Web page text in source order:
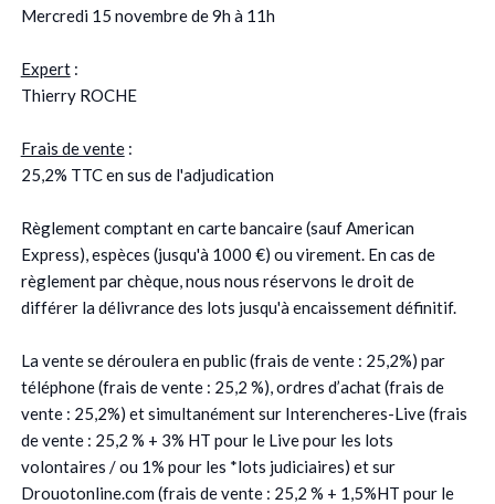
Mercredi 15 novembre de 9h à 11h
Expert:
Thierry ROCHE
Frais de vente:
25,2% TTC en sus de l'adjudication
Règlement comptant en carte bancaire (sauf American
Express), espèces (jusqu'à 1000 €) ou virement. En cas de
règlement par chèque, nous nous réservons le droit de
différer la délivrance des lots jusqu'à encaissement définitif.
La vente se déroulera en public (frais de vente : 25,2%) par
téléphone (frais de vente : 25,2 %), ordres d’achat (frais de
vente : 25,2%) et simultanément sur Interencheres-Live (frais
de vente : 25,2 % + 3% HT pour le Live pour les lots
volontaires / ou 1% pour les *lots judiciaires) et sur
Drouotonline.com (frais de vente : 25,2 % + 1,5%HT pour le